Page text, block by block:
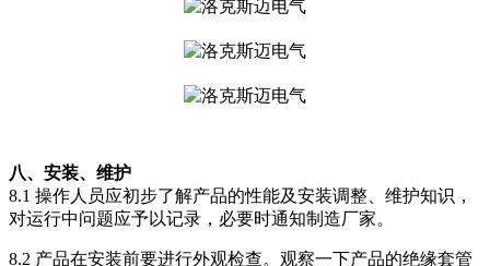
八、安装、维护
8.1 操作人员应初步了解产品的性能及安装调整、维护知识，
对运行中问题应予以记录，必要时通知制造厂家。
8.2 产品在安装前要进行外观检查。观察一下产品的绝缘套管